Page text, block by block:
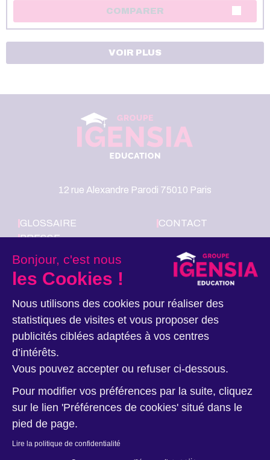
Bonjour, c'est nous
les Cookies !
Nous utilisons des cookies pour réaliser des
statistiques de visites et vous proposer des
publicités ciblées adaptées à vos centres
d’intérêts.
Vous pouvez accepter ou refuser ci-dessous.
Pour modifier vos préférences par la suite, cliquez
sur le lien 'Préférences de cookies' situé dans le
pied de page.
Lire la politique de confidentialité
COMPARER
VOIR PLUS
12 rue Alexandre Parodi 75010 Paris
GLOSSAIRE
PRESSE
LE GROUPE
IGENSIA
EDUCATION
CONTACT
Nous suivre